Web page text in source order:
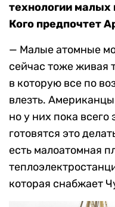
технологии
Кого предпочтет
— Малые атомные
сейчас тоже живая
в которую все по
влезть.
но у них пока всего
готовятся это
есть малоатомная
которая снабжает